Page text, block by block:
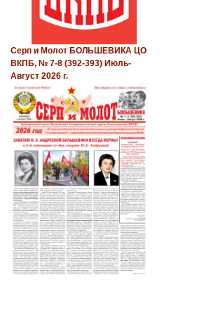
Серп и Молот БОЛЬШЕВИКА ЦО
ВКПБ, № 7-8 (392-393) Июль-
Август 2026 г.